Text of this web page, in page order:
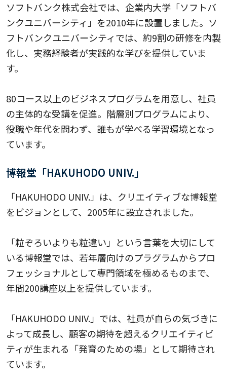
ソフトバンク株式会社では、企業内大学「ソフトバ
ンクユニバーシティ」を2010年に設置しました。ソ
フトバンクユニバーシティでは、約9割の研修を内製
化し、実務経験者が実践的な学びを提供していま
す。
80コース以上のビジネスプログラムを用意し、社員
の主体的な受講を促進。階層別プログラムにより、
役職や年代を問わず、誰もが学べる学習環境となっ
ています。
博報堂「HAKUHODO UNIV.」
「HAKUHODO UNIV.」は、クリエイティブな博報堂
をビジョンとして、2005年に設立されました。
「粒ぞろいよりも粒違い」という言葉を大切にして
いる博報堂では、若年層向けのプラグラムからプロ
フェッショナルとして専門領域を極めるものまで、
年間200講座以上を提供しています。
「HAKUHODO UNIV.」では、社員が自らの気づきに
よって成長し、顧客の期待を超えるクリエイティビ
ティが生まれる「発育のための場」として期待され
ています。